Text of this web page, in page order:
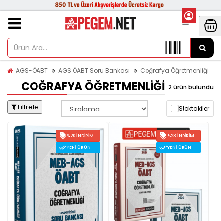
AGS-ÖABT AGS ÖABT Soru Bankası Coğrafya Öğretmenliği
COĞRAFYA ÖĞRETMENLIĞI 2 ürün bulundu
Filtrele Stoktakiler
%20 İNDIRIM
YENI ÜRÜN
%23 İNDIRIM
YENI ÜRÜN